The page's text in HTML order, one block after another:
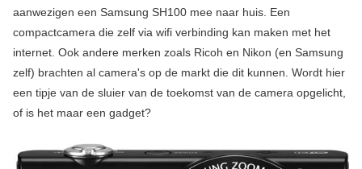
aanwezigen een Samsung SH100 mee naar huis. Een
compactcamera die zelf via wifi verbinding kan maken met het
internet. Ook andere merken zoals Ricoh en Nikon (en Samsung
zelf) brachten al camera's op de markt die dit kunnen. Wordt hier
een tipje van de sluier van de toekomst van de camera opgelicht,
of is het maar een gadget?